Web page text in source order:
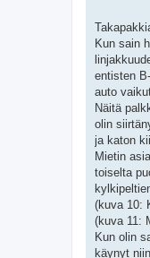
Kun sain
entisten
auto
Näitä
olin
ja katon
Mietin
toiselta
(kuva 10:
(kuva 11:
Kun olin
käynyt